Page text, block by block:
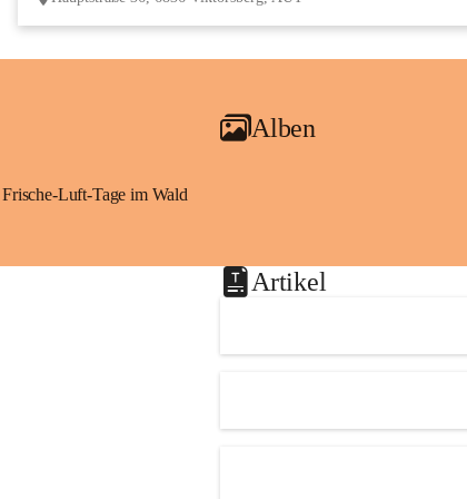
Alben
Frische-Luft-Tage im Wald
Artikel